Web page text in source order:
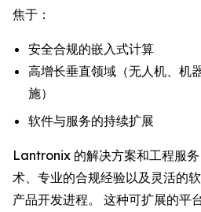
焦于：
安全合规的嵌入式计算
高增长垂直领域（无人机、机
施）
软件与服务的持续扩展
Lantronix 的解决方案和工程服
术、专业的合规经验以及灵活的
产品开发进程。 这种可扩展的平